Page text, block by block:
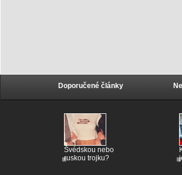
Doporučené články
Švédskou nebo
ruskou trojku?